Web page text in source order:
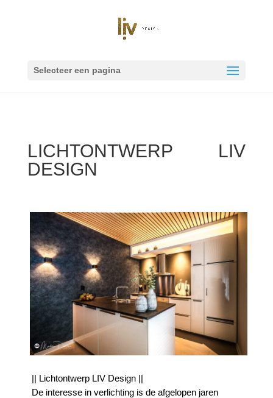
Selecteer een pagina
LICHTONTWERP LIV
DESIGN
|| Lichtontwerp LIV Design ||
De interesse in verlichting is de afgelopen jaren